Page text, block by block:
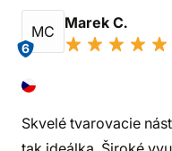
MC
6
Marek C.
Skvelé tvarovacie